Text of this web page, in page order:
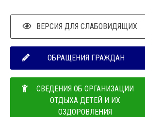
ВЕРСИЯ ДЛЯ СЛАБОВИДЯЩИХ
ОБРАЩЕНИЯ ГРАЖДАН
СВЕДЕНИЯ ОБ ОРГАНИЗАЦИИ
ОТДЫХА ДЕТЕЙ И ИХ
ОЗДОРОВЛЕНИЯ